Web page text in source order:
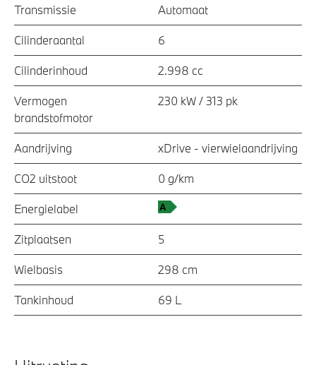
Transmissie Automaat
Cilinderaantal 6
Cilinderinhoud 2.998 cc
Vermogen
brandstofmotor
230 kW / 313 pk
Aandrijving xDrive - vierwielaandrijving
CO2 uitstoot 0 g/km
Energielabel
Zitplaatsen 5
Wielbasis 298 cm
Tankinhoud 69 L